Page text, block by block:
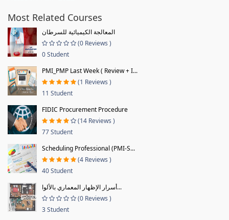
Most Related Courses
المعالجة الكيميائية للسرطان
(0 Reviews )
0 Student
PMI_PMP Last Week ( Review + I...
(1 Reviews )
11 Student
FIDIC Procurement Procedure
(14 Reviews )
77 Student
Scheduling Professional (PMI-S...
(4 Reviews )
40 Student
أسرار الإظهار المعماري بالألوا...
(0 Reviews )
3 Student